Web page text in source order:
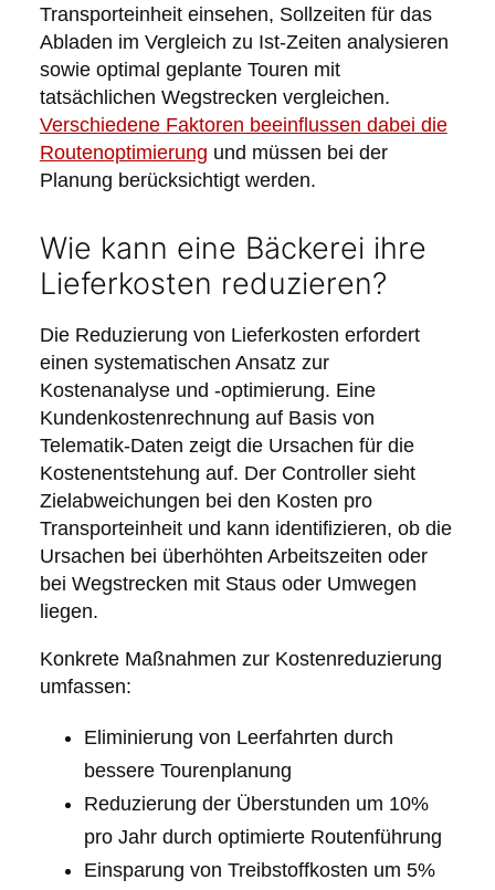
Transporteinheit einsehen, Sollzeiten für das
Abladen im Vergleich zu Ist-Zeiten analysieren
sowie optimal geplante Touren mit
tatsächlichen Wegstrecken vergleichen.
Verschiedene Faktoren beeinflussen dabei die
Routenoptimierung und müssen bei der
Planung berücksichtigt werden.
Wie kann eine Bäckerei ihre
Lieferkosten reduzieren?
Die Reduzierung von Lieferkosten erfordert
einen systematischen Ansatz zur
Kostenanalyse und -optimierung. Eine
Kundenkostenrechnung auf Basis von
Telematik-Daten zeigt die Ursachen für die
Kostenentstehung auf. Der Controller sieht
Zielabweichungen bei den Kosten pro
Transporteinheit und kann identifizieren, ob die
Ursachen bei überhöhten Arbeitszeiten oder
bei Wegstrecken mit Staus oder Umwegen
liegen.
Konkrete Maßnahmen zur Kostenreduzierung
umfassen:
Eliminierung von Leerfahrten durch
bessere Tourenplanung
Reduzierung der Überstunden um 10%
pro Jahr durch optimierte Routenführung
Einsparung von Treibstoffkosten um 5%